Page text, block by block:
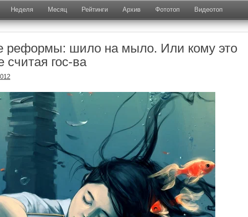
Неделя Месяц Рейтинги Архив Фототоп Видеотоп
реформы: шило на мыло. Или кому это
считая гос-ва